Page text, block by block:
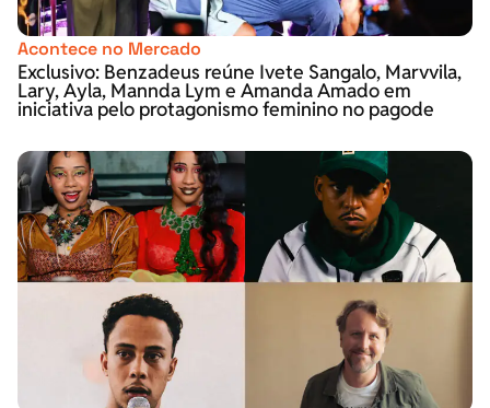
Acontece no Mercado
Exclusivo: Benzadeus reúne Ivete Sangalo, Marvvila,
Lary, Ayla, Mannda Lym e Amanda Amado em
iniciativa pelo protagonismo feminino no pagode